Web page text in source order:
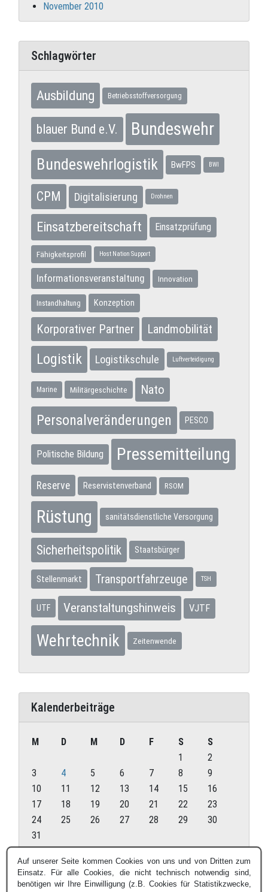
November 2010
Schlagwörter
Ausbildung Betriebsstoffversorgung
blauer Bund e.V. Bundeswehr
Bundeswehrlogistik BwFPS BWI
CPM Digitalisierung Drohnen
Einsatzbereitschaft Einsatzprüfung
Fähigkeitsprofil Host Nation Support
Informationsveranstaltung Innovation
Instandhaltung Konzeption
Korporativer Partner Landmobilität
Logistik Logistikschule Luftverteidigung
Marine Militärgeschichte Nato
Personalveränderungen PESCO
Politische Bildung Pressemitteilung
Reserve Reservistenverband RSOM
Rüstung sanitätsdienstliche Versorgung
Sicherheitspolitik Staatsbürger
Stellenmarkt Transportfahrzeuge TSH
UTF Veranstaltungshinweis VJTF
Wehrtechnik Zeitenwende
Kalenderbeiträge
August 2026
M D M D F S
S
1
2
3
4 5 6 7 8
9
10
11 12 13 14 15
16
17
18 19 20 21 22
23
24
25 26 27 28 29
30
31
« Juli
Auf unserer Seite kommen Cookies von uns und von Dritten zum
Einsatz. Für alle Cookies, die nicht technisch notwendig sind,
benötigen wir Ihre Einwilligung (z.B. Cookies für Statistikzwecke,